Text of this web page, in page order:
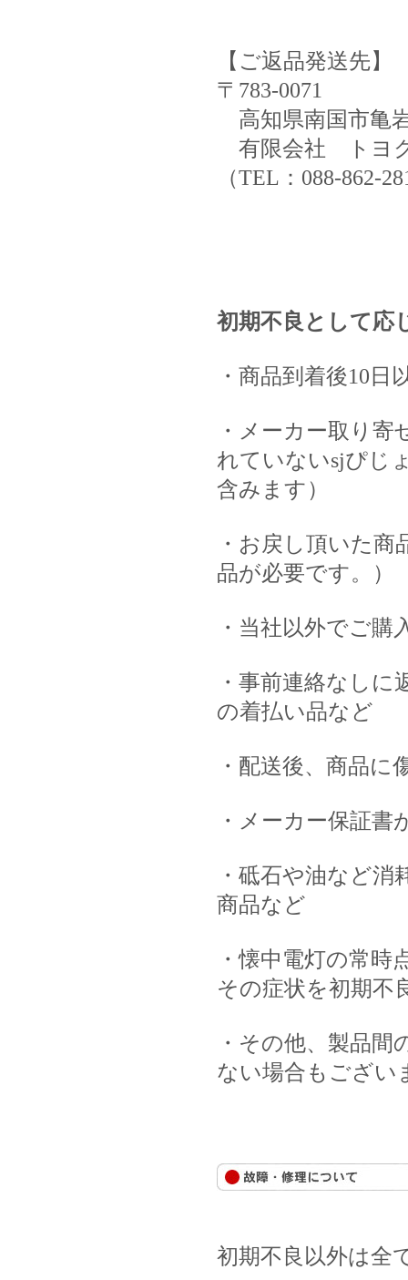
【ご返品発送先】
〒783-0071
高知県南国市亀
有限会社 ト
（TEL：088-862-
初期不良として応
・商品到着後10日
・メーカー取り
れていないsjぴじ
含みます）
・お戻し頂いた
品が必要です。）
・当社以外でご購
・事前連絡なし
の着払い品など
・配送後、商品に
・メーカー保証書
・砥石や油など
商品など
・懐中電灯の常
その症状を初期不
・その他、製品
ない場合もござい
初期不良以外は